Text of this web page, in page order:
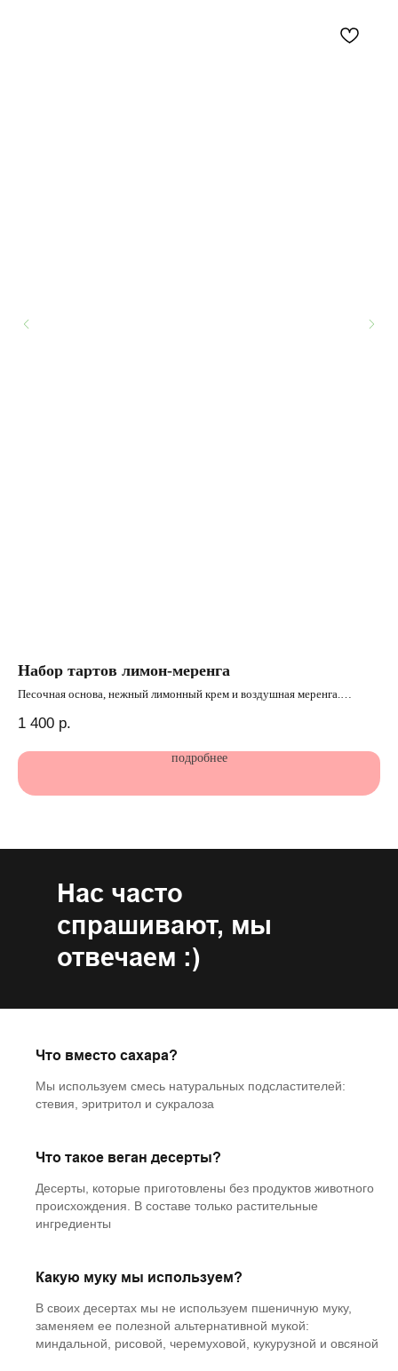
Набор тартов лимон-меренга
Песочная основа, нежный лимонный крем и воздушная меренга.
КБЖУ: 313/ 9/ 23/ 26*
*КБЖУ указан на порцию продукта
1 400 р.
подробнее
Нас часто
спрашивают, мы
отвечаем :)
Что вместо сахара?
Мы используем смесь натуральных подсластителей:
стевия, эритритол и сукралоза
Что такое веган десерты?
Десерты, которые приготовлены без продуктов животного
происхождения. В составе только растительные
ингредиенты
Какую муку мы используем?
В своих десертах мы не используем пшеничную муку,
заменяем ее полезной альтернативной мукой:
миндальной, рисовой, черемуховой, кукурузной и овсяной